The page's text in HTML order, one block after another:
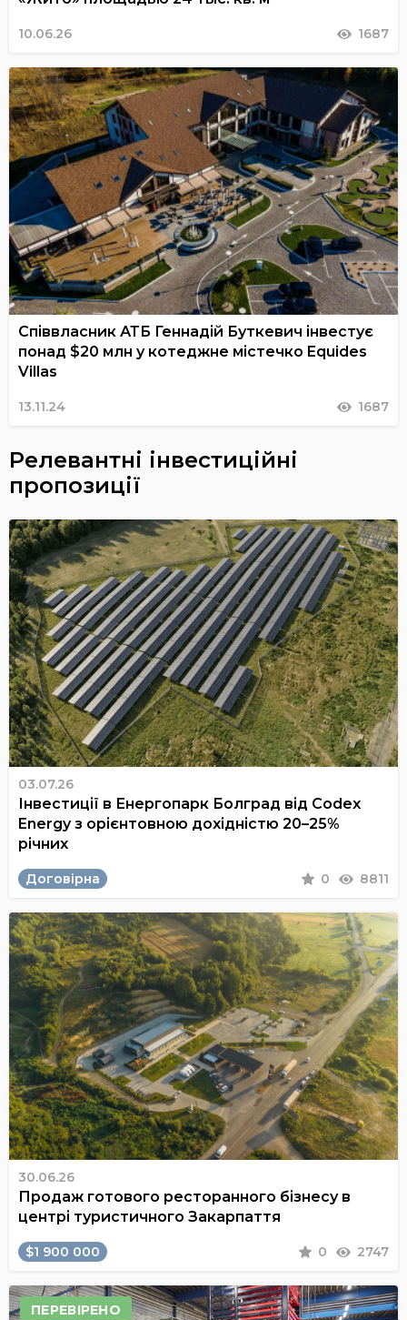
10.06.26 1687
Співвласник АТБ Геннадій Буткевич інвестує
понад $20 млн у котеджне містечко Equides
Villas
13.11.24 1687
Релевантні інвестиційні
пропозиції
03.07.26
Інвестиції в Енергопарк Болград від Codex
Energy з орієнтовною дохідністю 20–25%
річних
Договірна 0 8811
30.06.26
Продаж готового ресторанного бізнесу в
центрі туристичного Закарпаття
$1 900 000 0 2747
ПЕРЕВІРЕНО